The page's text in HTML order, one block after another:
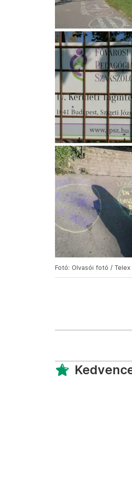
Fotó: Olvasói fotó / Telex